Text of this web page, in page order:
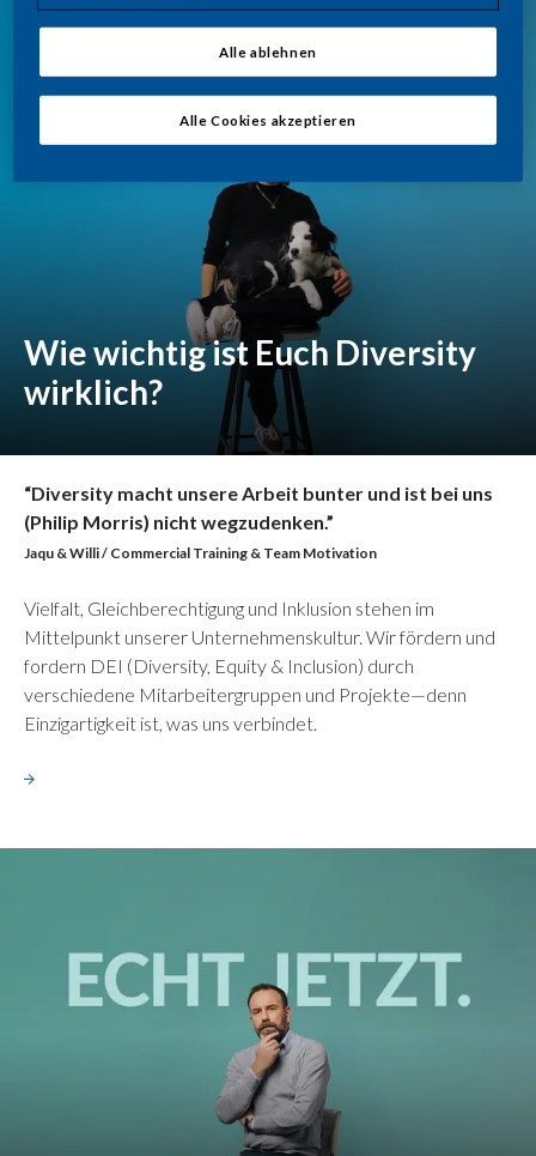
Wie wichtig ist Euch Diversity
wirklich?
“Diversity macht unsere Arbeit bunter und ist bei uns
(Philip Morris) nicht wegzudenken.”
Jaqu & Willi / Commercial Training & Team Motivation
Vielfalt, Gleichberechtigung und Inklusion stehen im
Mittelpunkt unserer Unternehmenskultur. Wir fördern und
fordern DEI (Diversity, Equity & Inclusion) durch
verschiedene Mitarbeitergruppen und Projekte—denn
Einzigartigkeit ist, was uns verbindet.
Alle ablehnen
Alle Cookies akzeptieren